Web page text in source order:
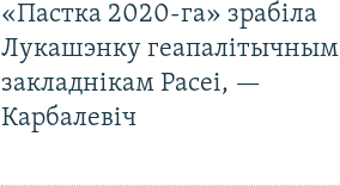
«Пастка 2020-га» зрабіла
Лукашэнку геапалітычным
закладнікам Расеі, —
Карбалевіч